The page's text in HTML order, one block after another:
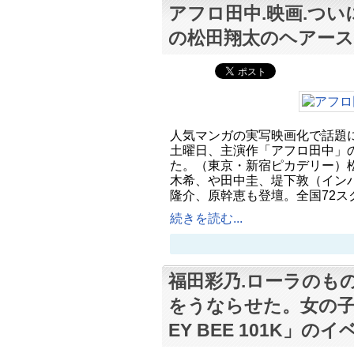
アフロ田中.映画.つい
の松田翔太のヘアー
人気マンガの実写映画化で話題
土曜日、主演作「アフロ田中」
た。（東京・新宿ピカデリー）
木希、や田中圭、堤下敦（イン
隆介、原幹恵も登壇。全国72
続きを読む...
福田彩乃.ローラのも
をうならせた。女の
EY BEE 101K」のイ